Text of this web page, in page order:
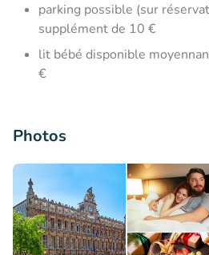
parking possible (sur
supplément de 10 €
lit bébé disponible
€
Photos